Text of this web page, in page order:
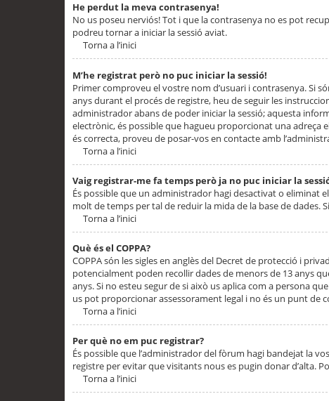
He perdut la meva contrasenya!
No us poseu nerviós! Tot i que la contrasenya no es pot
podreu tornar a iniciar la sessió aviat.
Torna a l’inici
M’he registrat però no puc iniciar la sessió!
Primer comproveu el vostre nom d’usuari i contrasenya. Si
anys durant el procés de registre, heu de seguir les
administrador abans de poder iniciar la sessió; aquesta
electrònic, és possible que hagueu proporcionat una adreça
és correcta, proveu de posar-vos en contacte amb
Torna a l’inici
Vaig registrar-me fa temps però ja no puc iniciar la
És possible que un administrador hagi desactivat o eliminat
molt de temps per tal de reduir la mida de la base de dades.
Torna a l’inici
Què és el COPPA?
COPPA són les sigles en anglès del Decret de protecció i
potencialment poden recollir dades de menors de 13 anys
anys. Si no esteu segur de si això us aplica com a persona
us pot proporcionar assessorament legal i no és un punt de
Torna a l’inici
Per què no em puc registrar?
És possible que l’administrador del fòrum hagi bandejat la
registre per evitar que visitants nous es pugin donar d’alta.
Torna a l’inici